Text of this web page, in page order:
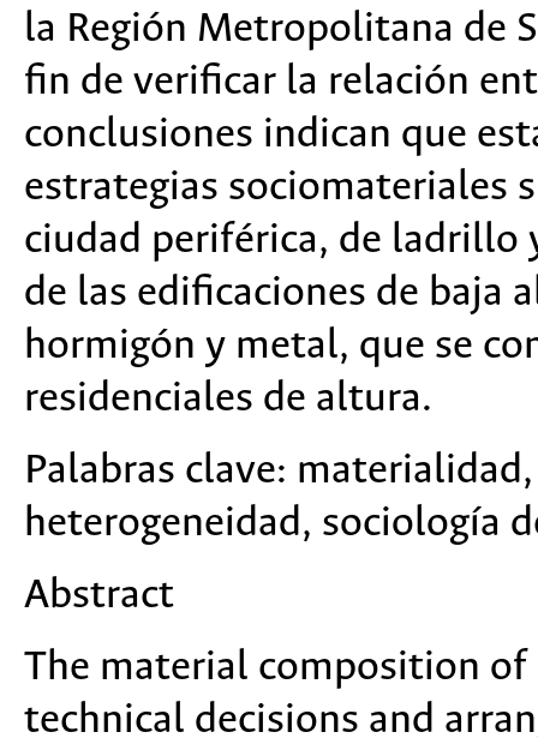
la Región Metropolitana de
fin de verificar la relación
conclusiones indican que
estrategias sociomateriales
ciudad periférica, de ladrillo
de las edificaciones de baja
hormigón y metal, que se
residenciales de altura.
Palabras clave:
heterogeneidad, sociología
Abstract
The material composition of
technical decisions and